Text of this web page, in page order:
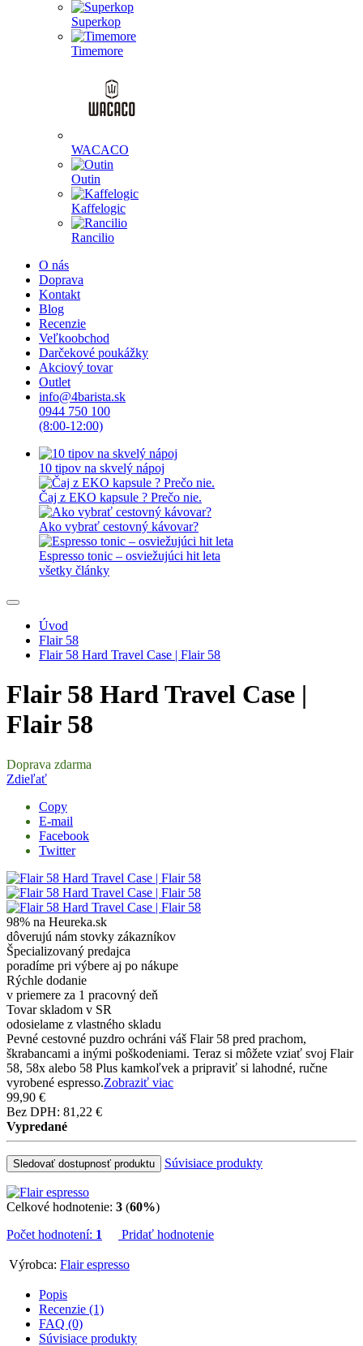
Superkop
Timemore
WACACO
Outin
Kaffelogic
Rancilio
O nás
Doprava
Kontakt
Blog
Recenzie
Veľkoobchod
Darčekové poukážky
Akciový tovar
Outlet
info@4barista.sk
0944 750 100
(8:00-12:00)
10 tipov na skvelý nápoj
Čaj z EKO kapsule ? Prečo nie.
Ako vybrať cestovný kávovar?
Espresso tonic – osviežujúci hit leta
všetky články
Úvod
Flair 58
Flair 58 Hard Travel Case | Flair 58
Flair 58 Hard Travel Case |
Flair 58
Doprava zdarma
Zdieľať
Copy
E-mail
Facebook
Twitter
98% na Heureka.sk
dôverujú nám stovky zákazníkov
Špecializovaný predajca
poradíme pri výbere aj po nákupe
Rýchle dodanie
v priemere za 1 pracovný deň
Tovar skladom v SR
odosielame z vlastného skladu
Pevné cestovné puzdro ochráni váš Flair 58 pred prachom,
škrabancami a inými poškodeniami. Teraz si môžete vziať svoj Flair
58, 58x alebo 58 Plus kamkoľvek a pripraviť si lahodné, ručne
vyrobené espresso.Zobraziť viac
99,90 €
Bez DPH: 81,22 €
Vypredané
Sledovať dostupnosť produktu Súvisiace produkty
Celkové hodnotenie: 3 (60%)
Počet hodnotení: 1 Pridať hodnotenie
Výrobca: Flair espresso
Popis
Recenzie (1)
FAQ (0)
Súvisiace produkty